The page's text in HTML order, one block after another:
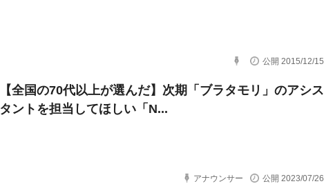
公開 2015/12/15
【全国の70代以上が選んだ】次期「ブラタモリ」のアシス
タントを担当してほしい「N...
アナウンサー 公開 2023/07/26